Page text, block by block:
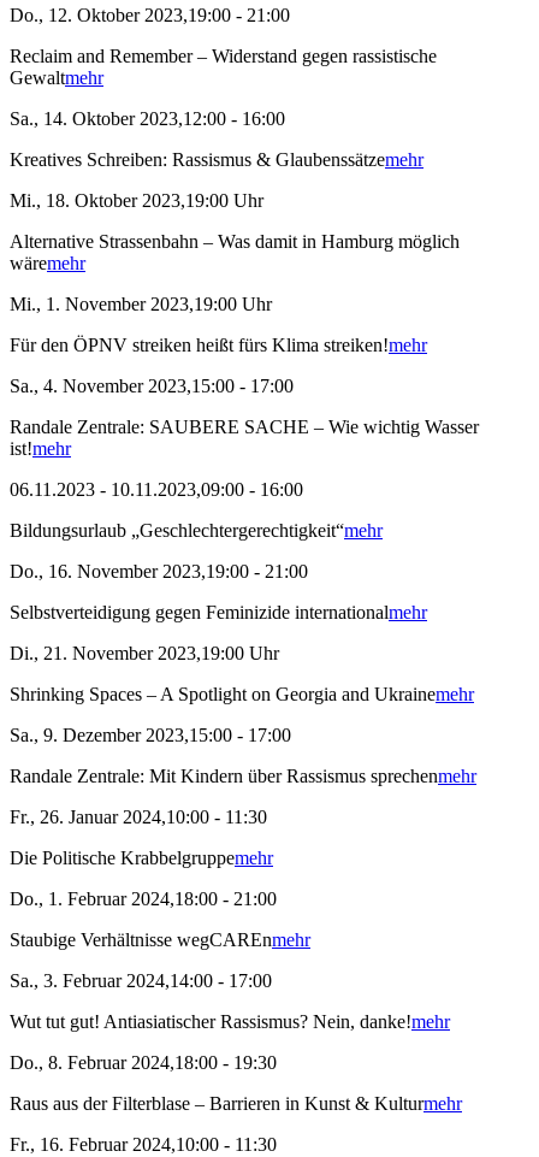
Do., 12. Oktober 2023,19:00 - 21:00
Reclaim and Remember – Widerstand gegen rassistische
Gewaltmehr
Sa., 14. Oktober 2023,12:00 - 16:00
Kreatives Schreiben: Rassismus & Glaubenssätzemehr
Mi., 18. Oktober 2023,19:00 Uhr
Alternative Strassenbahn – Was damit in Hamburg möglich
wäremehr
Mi., 1. November 2023,19:00 Uhr
Für den ÖPNV streiken heißt fürs Klima streiken!mehr
Sa., 4. November 2023,15:00 - 17:00
Randale Zentrale: SAUBERE SACHE – Wie wichtig Wasser
ist!mehr
06.11.2023 - 10.11.2023,09:00 - 16:00
Bildungsurlaub „Geschlechtergerechtigkeit“mehr
Do., 16. November 2023,19:00 - 21:00
Selbstverteidigung gegen Feminizide internationalmehr
Di., 21. November 2023,19:00 Uhr
Shrinking Spaces – A Spotlight on Georgia and Ukrainemehr
Sa., 9. Dezember 2023,15:00 - 17:00
Randale Zentrale: Mit Kindern über Rassismus sprechenmehr
Fr., 26. Januar 2024,10:00 - 11:30
Die Politische Krabbelgruppemehr
Do., 1. Februar 2024,18:00 - 21:00
Staubige Verhältnisse wegCAREnmehr
Sa., 3. Februar 2024,14:00 - 17:00
Wut tut gut! Antiasiatischer Rassismus? Nein, danke!mehr
Do., 8. Februar 2024,18:00 - 19:30
Raus aus der Filterblase – Barrieren in Kunst & Kulturmehr
Fr., 16. Februar 2024,10:00 - 11:30